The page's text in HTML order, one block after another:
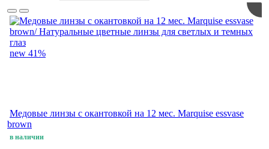
new 41%
Медовые линзы c окантовкой на 12 мес. Marquise essvase
brown
в наличии